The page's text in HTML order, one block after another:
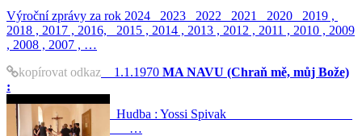
Výroční zprávy za rok 2024 2023 2022 2021 2020 2019 ,
2018 , 2017 , 2016, 2015 , 2014 , 2013 , 2012 , 2011 , 2010 , 2009
, 2008 , 2007 , …
kopírovat odkaz 1.1.1970 MA NAVU (Chraň mě, můj Bože)
:
Hudba : Yossi Spivak
…